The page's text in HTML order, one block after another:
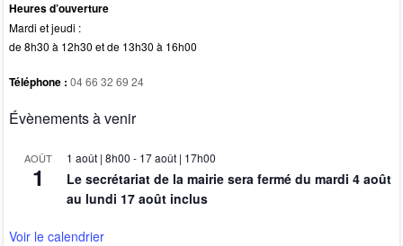
Heures d’ouverture
Mardi et jeudi :
de 8h30 à 12h30 et de 13h30 à 16h00
Téléphone : 04 66 32 69 24
Évènements à venir
AOÛT
1
1 août | 8h00 - 17 août | 17h00
Le secrétariat de la mairie sera fermé du mardi 4 août
au lundi 17 août inclus
Voir le calendrier